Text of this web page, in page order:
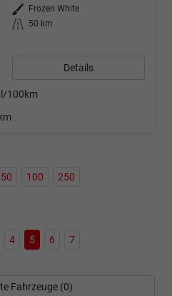
Außenfarbe
Frozen White
Kilometerstand
50 km
Details
l/100km
50 100 250
4 5 6 7
Fahrzeuge (0)